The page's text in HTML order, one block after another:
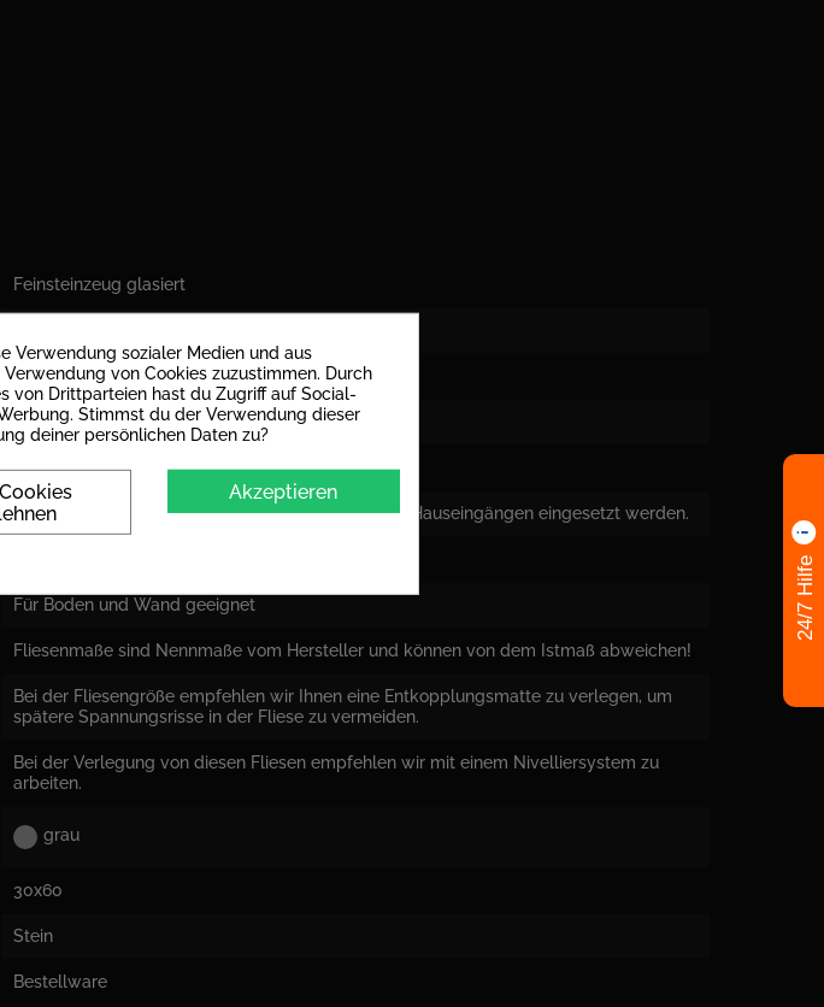
Feinsteinzeug glasiert
9 mm
R10 : Öffentliche Toiletten und Badezimmer
Ja
PEI IV: Fliese kann bei hohen Beanspruchungen in Hauseingängen eingesetzt werden.
Für Boden und Wand geeignet
Fliesenmaße sind Nennmaße vom Hersteller und können von dem Istmaß abweichen!
Bei der Fliesengröße empfehlen wir Ihnen eine Entkopplungsmatte zu verlegen, um
spätere Spannungsrisse in der Fliese zu vermeiden.
Bei der Verlegung von diesen Fliesen empfehlen wir mit einem Nivelliersystem zu
arbeiten.
grau
30x60
Stein
Bestellware
Verwendung sozialer Medien und aus
von Cookies zuzustimmen. Durch
von Drittparteien hast du Zugriff auf Social-
Stimmst du der Verwendung dieser
deiner persönlichen Daten zu?
Akzeptieren
24/7 Hilfe